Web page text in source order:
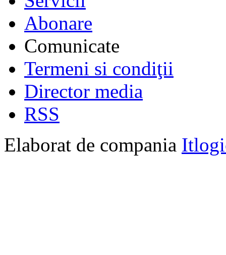
Abonare
Comunicate
Termeni si condiţii
Director media
RSS
Elaborat de compania